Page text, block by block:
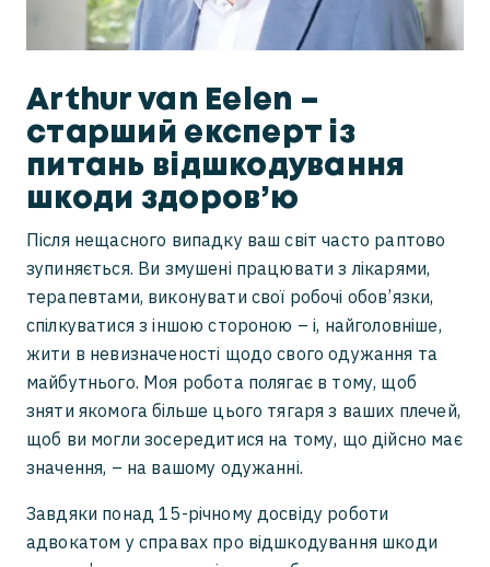
Мене збили: хто винен?
Сертифікація якості NKL
Arthur van Eelen –
старший експерт із
питань відшкодування
шкоди здоров’ю
Після нещасного випадку ваш світ часто раптово
зупиняється. Ви змушені працювати з лікарями,
терапевтами, виконувати свої робочі обов’язки,
спілкуватися з іншою стороною – і, найголовніше,
жити в невизначеності щодо свого одужання та
майбутнього. Моя робота полягає в тому, щоб
зняти якомога більше цього тягаря з ваших плечей,
щоб ви могли зосередитися на тому, що дійсно має
значення, – на вашому одужанні.
Завдяки понад 15-річному досвіду роботи
адвокатом у справах про відшкодування шкоди